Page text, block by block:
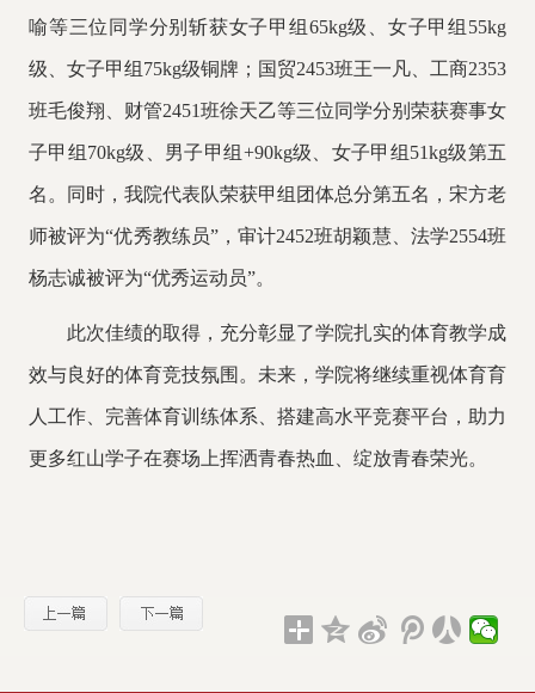
喻等三位同学分别斩获女子甲组65kg级、女子甲组55kg
级、女子甲组75kg级铜牌；国贸2453班王一凡、工商2353
班毛俊翔、财管2451班徐天乙等三位同学分别荣获赛事女
子甲组70kg级、男子甲组 +90kg级、女子甲组51kg级第五
名。同时，我院代表队荣获甲组团体总分第五名，宋方老
师被评为“优秀教练员”，审计2452班胡颖慧、法学2554班
杨志诚被评为“优秀运动员”。
此次佳绩的取得，充分彰显了学院扎实的体育教学成
效与良好的体育竞技氛围。未来，学院将继续重视体育育
人工作、完善体育训练体系、搭建高水平竞赛平台，助力
更多红山学子在赛场上挥洒青春热血、绽放青春荣光。